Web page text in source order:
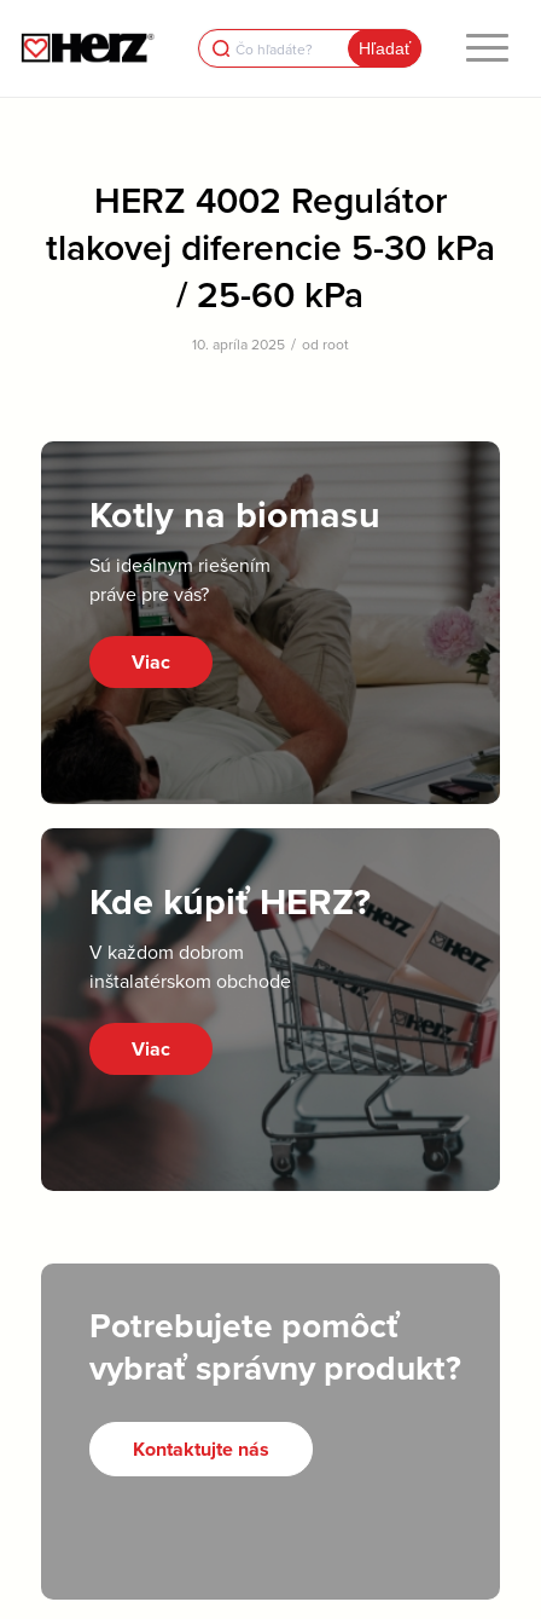
Search
for:
HERZ 4002 Regulátor
tlakovej diferencie 5-30 kPa
/ 25-60 kPa
10. apríla 2025 / od root
Kotly na biomasu
Sú ideálnym riešením
práve pre vás?
Viac
Kde kúpiť HERZ?
V každom dobrom
inštalatérskom obchode
Viac
Potrebujete pomôcť
vybrať správny produkt?
Kontaktujte nás